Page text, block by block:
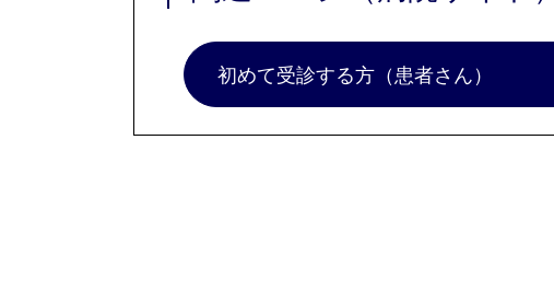
初めて受診する方（患者さん）